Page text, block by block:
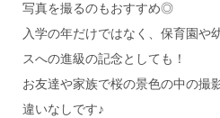
写真を撮るのもおすすめ◎
入学の年だけではなく、保育園や
スへの進級の記念としても！
お友達や家族で桜の景色の中の撮
違いなしです♪